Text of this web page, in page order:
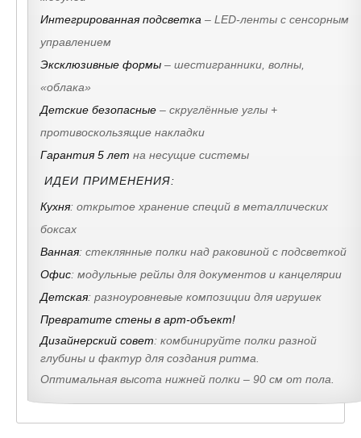
Интегрированная подсветка – LED-ленты с сенсорным
управлением
Эксклюзивные формы – шестигранники, волны,
«облака»
Детские безопасные – скруглённые углы +
противоскользящие накладки
Гарантия 5 лет на несущие системы
ИДЕИ ПРИМЕНЕНИЯ:
Кухня: открытое хранение специй в металлических
боксах
Ванная: стеклянные полки над раковиной с подсветкой
Офис: модульные рейлы для документов и канцелярии
Детская: разноуровневые композиции для игрушек
Превратите стены в арт-объект!
Дизайнерский совет: комбинируйте полки разной
глубины и фактур для создания ритма.
Оптимальная высота нижней полки – 90 см от пола